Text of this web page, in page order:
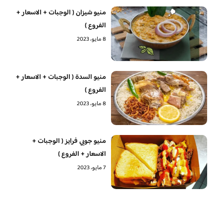
منيو شيزان ( الوجبات + الاسعار +
الفروع )
8 مايو، 2023
منيو السدة ( الوجبات + الاسعار +
الفروع )
8 مايو، 2023
منيو جوبي فرايز ( الوجبات +
الاسعار + الفروع )
7 مايو، 2023